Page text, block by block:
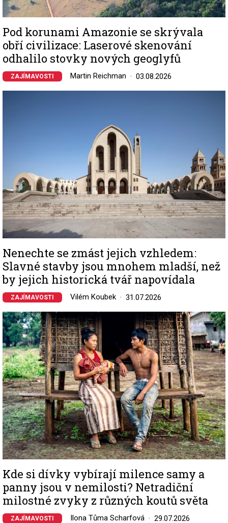
Pod korunami Amazonie se skrývala
obří civilizace: Laserové skenování
odhalilo stovky nových geoglyfů
ZAJÍMAVOSTI Martin Reichman 03.08.2026
Nenechte se zmást jejich vzhledem:
Slavné stavby jsou mnohem mladší, než
by jejich historická tvář napovídala
ZAJÍMAVOSTI Vilém Koubek 31.07.2026
Image
Kde si dívky vybírají milence samy a
panny jsou v nemilosti? Netradiční
milostné zvyky z různých koutů světa
ZAJÍMAVOSTI Ilona Tůma Scharfová 29.07.2026